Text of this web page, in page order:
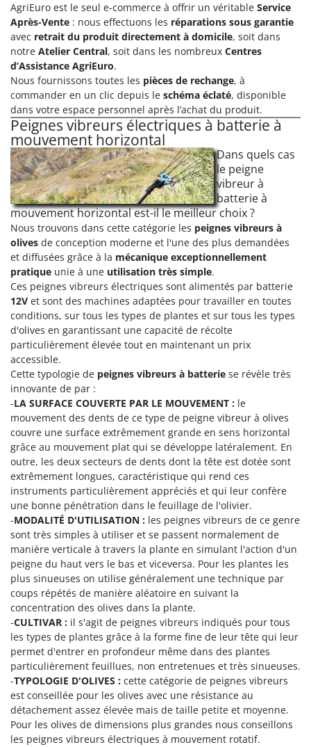
AgriEuro est le seul e-commerce à offrir un véritable Service
Après-Vente : nous effectuons les réparations sous garantie
avec retrait du produit directement à domicile, soit dans
notre Atelier Central, soit dans les nombreux Centres
d’Assistance AgriEuro.
Nous fournissons toutes les pièces de rechange, à
commander en un clic depuis le schéma éclaté, disponible
dans votre espace personnel après l’achat du produit.
Peignes vibreurs électriques à batterie à
mouvement horizontal
Dans quels cas
le peigne
vibreur à
batterie à
mouvement horizontal est-il le meilleur choix ?
Nous trouvons dans cette catégorie les peignes vibreurs à
olives de conception moderne et l'une des plus demandées
et diffusées grâce à la mécanique exceptionnellement
pratique unie à une utilisation très simple.
Ces peignes vibreurs électriques sont alimentés par batterie
12V et sont des machines adaptées pour travailler en toutes
conditions, sur tous les types de plantes et sur tous les types
d'olives en garantissant une capacité de récolte
particulièrement élevée tout en maintenant un prix
accessible.
Cette typologie de peignes vibreurs à batterie se révèle très
innovante de par :
-LA SURFACE COUVERTE PAR LE MOUVEMENT : le
mouvement des dents de ce type de peigne vibreur à olives
couvre une surface extrêmement grande en sens horizontal
grâce au mouvement plat qui se développe latéralement. En
outre, les deux secteurs de dents dont la tête est dotée sont
extrêmement longues, caractéristique qui rend ces
instruments particulièrement appréciés et qui leur confère
une bonne pénétration dans le feuillage de l'olivier.
-MODALITÉ D'UTILISATION : les peignes vibreurs de ce genre
sont très simples à utiliser et se passent normalement de
manière verticale à travers la plante en simulant l'action d'un
peigne du haut vers le bas et viceversa. Pour les plantes les
plus sinueuses on utilise généralement une technique par
coups répétés de manière aléatoire en suivant la
concentration des olives dans la plante.
-CULTIVAR : il s'agit de peignes vibreurs indiqués pour tous
les types de plantes grâce à la forme fine de leur tête qui leur
permet d'entrer en profondeur même dans des plantes
particulièrement feuillues, non entretenues et très sinueuses.
-TYPOLOGIE D'OLIVES : cette catégorie de peignes vibreurs
est conseillée pour les olives avec une résistance au
détachement assez élevée mais de taille petite et moyenne.
Pour les olives de dimensions plus grandes nous conseillons
les peignes vibreurs électriques à mouvement rotatif.